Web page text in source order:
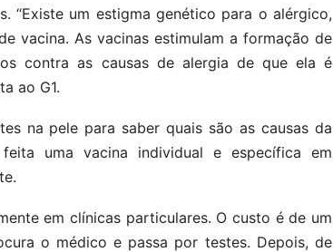
“Existe um estigma genético para o alérgico,
vacina. As vacinas estimulam a formação de
contra as causas de alergia de que ela é
ao G1.
na pele para saber quais são as causas da
uma vacina individual e específica em
em clínicas particulares. O custo é de um
o médico e passa por testes. Depois, de